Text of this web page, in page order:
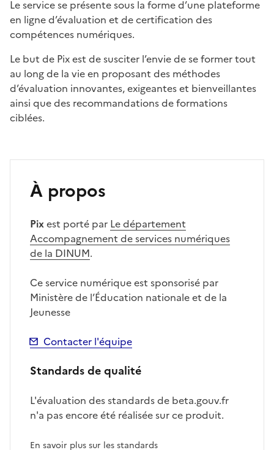
Le service se présente sous la forme d’une plateforme
en ligne d’évaluation et de certification des
compétences numériques.
Le but de Pix est de susciter l’envie de se former tout
au long de la vie en proposant des méthodes
d’évaluation innovantes, exigeantes et bienveillantes
ainsi que des recommandations de formations
ciblées.
À propos
Pixest porté par Le département
Accompagnement de services numériques
de la DINUM.
Ce service numérique est sponsorisé par
Ministère de l’Éducation nationale et de la
Jeunesse
Contacter l'équipe
Standards de qualité
L'évaluation des standards de beta.gouv.fr
n'a pas encore été réalisée sur ce produit.
En savoir plus sur les standards